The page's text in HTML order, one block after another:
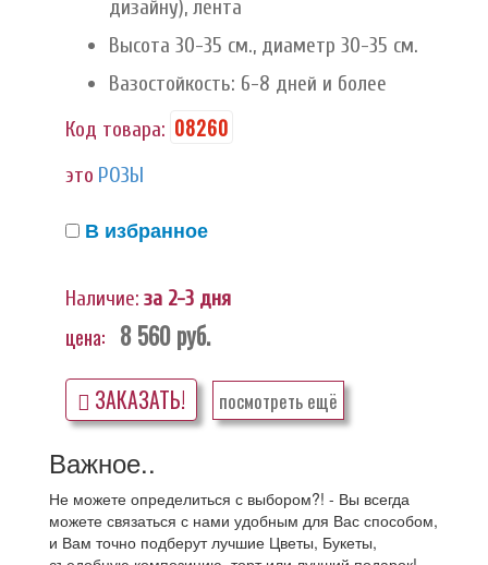
дизайну), лента
Высота 30-35 см., диаметр 30-35 см.
Вазостойкость: 6-8 дней и более
Код товара: 08260
это РОЗЫ
В избранное
Наличие: за 2-3 дня
цена: 8 560руб.
ЗАКАЗАТЬ! посмотреть ещё
Важное..
Не можете определиться с выбором?! - Вы всегда
можете связаться с нами удобным для Вас способом,
и Вам точно подберут лучшие Цветы, Букеты,